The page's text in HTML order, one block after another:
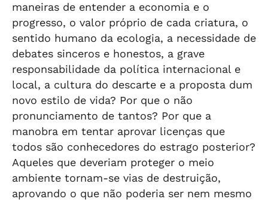
maneiras de entender a economia e o
progresso, o valor próprio de cada criatura, o
sentido humano da ecologia, a necessidade de
debates sinceros e honestos, a grave
responsabilidade da política internacional e
local, a cultura do descarte e a proposta dum
novo estilo de vida? Por que o não
pronunciamento de tantos? Por que a
manobra em tentar aprovar licenças que
todos são conhecedores do estrago posterior?
Aqueles que deveriam proteger o meio
ambiente tornam-se vias de destruição,
aprovando o que não poderia ser nem mesmo